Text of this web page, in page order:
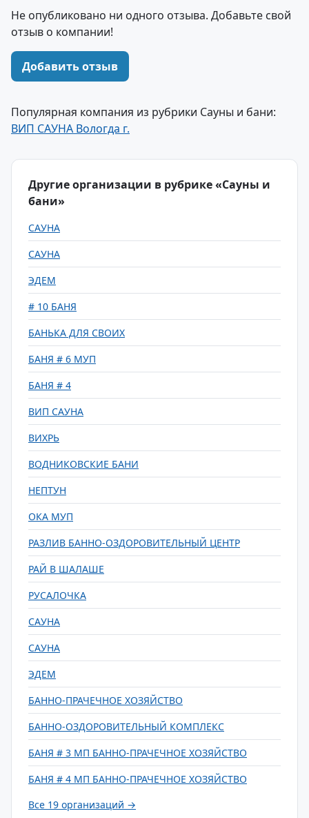
Не опубликовано ни одного отзыва. Добавьте свой
отзыв о компании!
Добавить отзыв
Популярная компания из рубрики Сауны и бани:
ВИП САУНА Вологда г.
Другие организации в рубрике «Сауны и
бани»
САУНА
САУНА
ЭДЕМ
# 10 БАНЯ
БАНЬКА ДЛЯ СВОИХ
БАНЯ # 6 МУП
БАНЯ # 4
ВИП САУНА
ВИХРЬ
ВОДНИКОВСКИЕ БАНИ
НЕПТУН
ОКА МУП
РАЗЛИВ БАННО-ОЗДОРОВИТЕЛЬНЫЙ ЦЕНТР
РАЙ В ШАЛАШЕ
РУСАЛОЧКА
САУНА
САУНА
ЭДЕМ
БАННО-ПРАЧЕЧНОЕ ХОЗЯЙСТВО
БАННО-ОЗДОРОВИТЕЛЬНЫЙ КОМПЛЕКС
БАНЯ # 3 МП БАННО-ПРАЧЕЧНОЕ ХОЗЯЙСТВО
БАНЯ # 4 МП БАННО-ПРАЧЕЧНОЕ ХОЗЯЙСТВО
Все 19 организаций →